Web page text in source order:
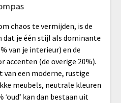
chaos te vermijden, is de
dat je één stijl als dominante
van je interieur) en de
accenten (de overige 20%).
van een moderne, rustige
meubels, neutrale kleuren
‘oud’ kan dan bestaan uit